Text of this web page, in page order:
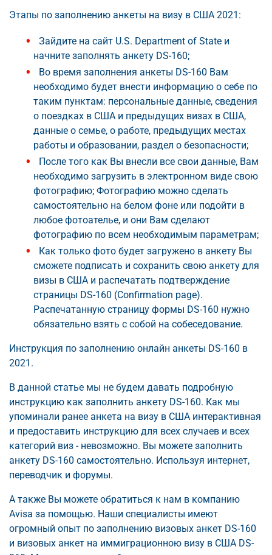
Этапы по заполнению анкеты на визу в США 2021:
Зайдите на сайт U.S. Department of State и
начните заполнять анкету DS-160;
Во время заполнения анкеты DS-160 Вам
необходимо будет внести информацию о себе по
таким пунктам: персональные данные, сведения
о поездках в США и предыдущих визах в США,
данные о семье, о работе, предыдущих местах
работы и образовании, раздел о безопасности;
После того как Вы внесли все свои данные, Вам
необходимо загрузить в электронном виде свою
фотографию; Фотографию можно сделать
самостоятельно на белом фоне или подойти в
любое фотоателье, и они Вам сделают
фотографию по всем необходимым параметрам;
Как только фото будет загружено в анкету Вы
сможете подписать и сохранить свою анкету для
визы в США и распечатать подтверждение
страницы DS-160 (Confirmation page).
Распечатанную страницу формы DS-160 нужно
обязательно взять с собой на собеседование.
Инструкция по заполнению онлайн анкеты DS-160 в
2021.
В данной статье мы не будем давать подробную
инструкцию как заполнить анкету DS-160. Как мы
упоминали ранее анкета на визу в США интерактивная
и предоставить инструкцию для всех случаев и всех
категорий виз - невозможно. Вы можете заполнить
анкету DS-160 самостоятельно. Используя интернет,
переводчик и форумы.
А также Вы можете обратиться к нам в компанию
Avisa за помощью. Наши специалисты имеют
огромный опыт по заполнению визовых анкет DS-160
и визовых анкет на иммиграционною визу в США DS-